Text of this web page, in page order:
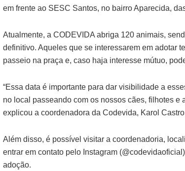
em frente ao SESC Santos, no bairro Aparecida,
Atualmente, a CODEVIDA abriga 120 animais,
definitivo. Aqueles que se interessarem em adotar
passeio na praça e, caso haja interesse mútuo,
“Essa data é importante para dar visibilidade a
no local passeando com os nossos cães, filhotes e
explicou a coordenadora da Codevida, Karol
Além disso, é possível visitar a coordenadoria,
entrar em contato pelo Instagram
adoção.